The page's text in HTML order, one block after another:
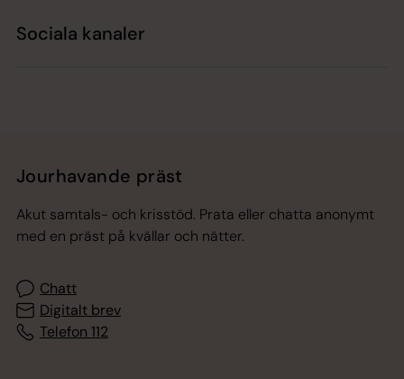
Sociala kanaler
Jourhavande präst
Akut samtals- och krisstöd. Prata eller chatta anonymt
med en präst på kvällar och nätter.
Chatt
Digitalt brev
Telefon 112